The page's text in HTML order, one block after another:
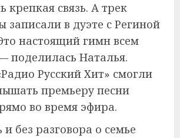
крепкая связь. А трек
записали в дуэте с Региной
настоящий гимн всем
поделилась Наталья.
Русский Хит» смогли
премьеру песни
во время эфира.
без разговора о семье